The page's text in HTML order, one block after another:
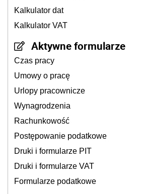
Kalkulator dat
Kalkulator VAT
Aktywne formularze
Czas pracy
Umowy o pracę
Urlopy pracownicze
Wynagrodzenia
Rachunkowość
Postępowanie podatkowe
Druki i formularze PIT
Druki i formularze VAT
Formularze podatkowe